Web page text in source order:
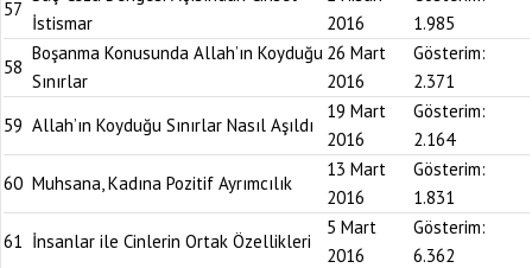
57
İstismar
2016
1.985
58
Boşanma Konusunda Allah’ın Koyduğu
Sınırlar
26 Mart
2016
Gösterim:
2.371
59 Allah’ın Koyduğu Sınırlar Nasıl Aşıldı
19 Mart
2016
Gösterim:
2.164
60 Muhsana, Kadına Pozitif Ayrımcılık
13 Mart
2016
Gösterim:
1.831
61 İnsanlar ile Cinlerin Ortak Özellikleri
5 Mart
2016
Gösterim:
6.362